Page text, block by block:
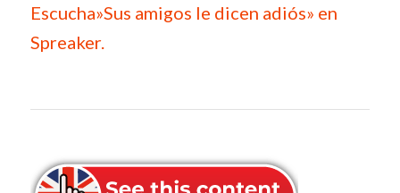
Escucha»Sus amigos le dicen adiós» en
Spreaker.